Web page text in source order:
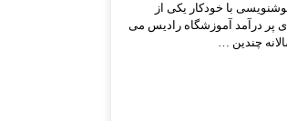
با خودکار یکی از
پر درآمد آموزشگاه رادیس می
چندین …